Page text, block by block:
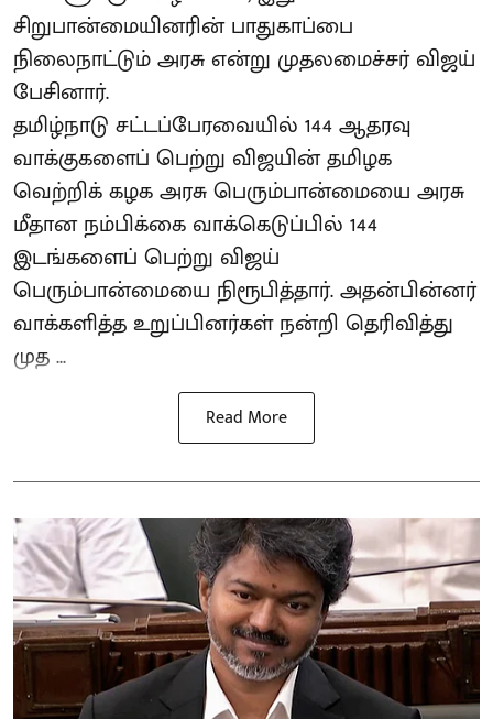
சிறுபான்மையினரின் பாதுகாப்பை
நிலைநாட்டும் அரசு என்று முதலமைச்சர் விஜய்
பேசினார்.
தமிழ்நாடு சட்டப்பேரவையில் 144 ஆதரவு
வாக்குகளைப் பெற்று விஜயின் தமிழக
வெற்றிக் கழக அரசு பெரும்பான்மையை அரசு
மீதான நம்பிக்கை வாக்கெடுப்பில் 144
இடங்களைப் பெற்று விஜய்
பெரும்பான்மையை நிரூபித்தார். அதன்பின்னர்
வாக்களித்த உறுப்பினர்கள் நன்றி தெரிவித்து
முத ...
Read More